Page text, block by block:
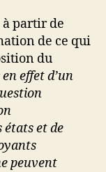
partir de
de ce qui
du
effet d’un
états et de
peuvent